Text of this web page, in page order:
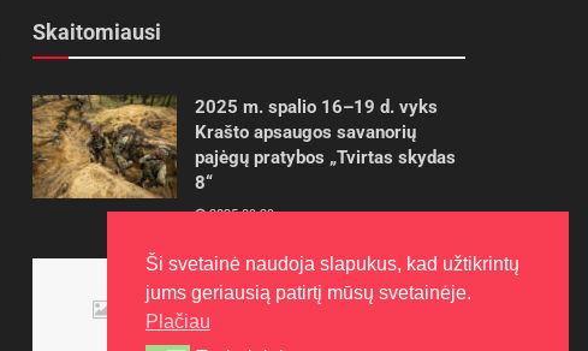
Skaitomiausi
2025 m. spalio 16–19 d. vyks
Krašto apsaugos savanorių
pajėgų pratybos „Tvirtas skydas
8“
2025-09-29
Panevėžietės tarptautinėje
programoje siekia aukso
2015-10-30
Ši svetainė naudoja slapukus, kad užtikrintų
jums geriausią patirtį mūsų svetainėje.
Plačiau